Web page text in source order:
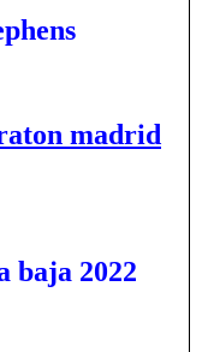
madrid
baja 2022